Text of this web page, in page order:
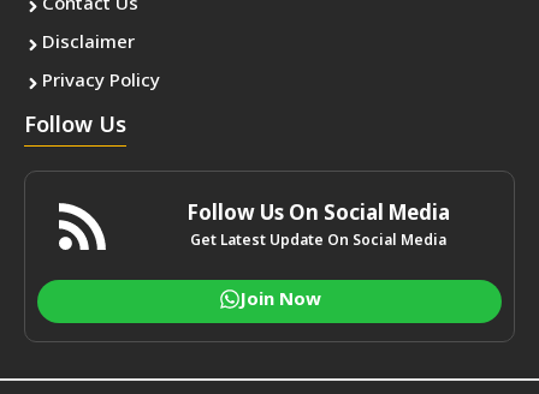
Contact Us
Disclaimer
Privacy Policy
Follow Us
Follow Us On Social Media
Get Latest Update On Social Media
Join Now